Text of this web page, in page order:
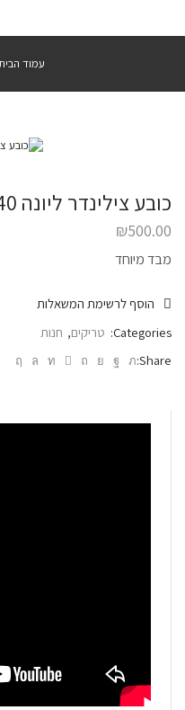
עמוד
כובע צילינדר ליונה 840
₪500.00
מבד מיוחד
הוסף לרשימת המשאלות
Categories: טריקים, חנות
Share: